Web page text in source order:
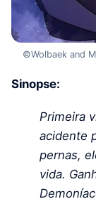
©Wolbaek and
Sinopse:
Primeira
acidente
pernas,
vida.